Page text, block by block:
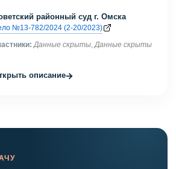
районный суд г. Омска
№13-782/2024 (2-20/2023)
Данные скрыты Данные скрыты
описание→